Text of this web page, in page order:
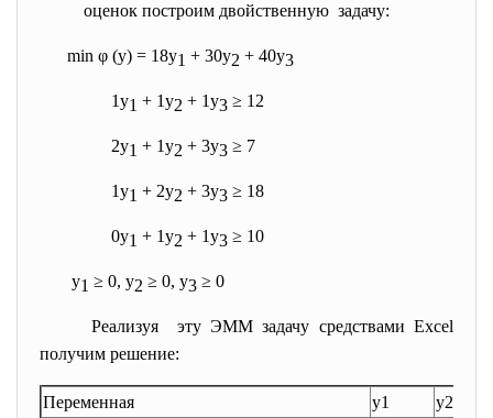
оценок построим двойственную задачу:
min φ (y) = 18y1 + 30y2 + 40y3
1y1 + 1y2 + 1y3 ≥ 12
2y1 + 1y2 + 3y3 ≥ 7
1y1 + 2y2 + 3y3 ≥ 18
0y1 + 1y2 + 1y3 ≥ 10
y1 ≥ 0, y2 ≥ 0, y3 ≥ 0
Реализуя эту ЭММ задачу средствами Excel
получим решение:
Переменная у1
у2